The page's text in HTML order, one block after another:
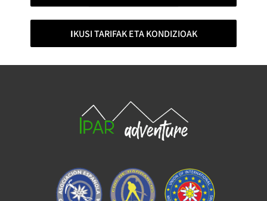
IKUSI TARIFAK ETA KONDIZIOAK